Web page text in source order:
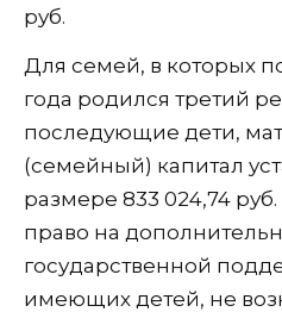
руб.
Для семей, в которых
года родился третий
последующие дети,
(семейный) капитал
размере 833 024,74
право на
государственной
имеющих детей, не